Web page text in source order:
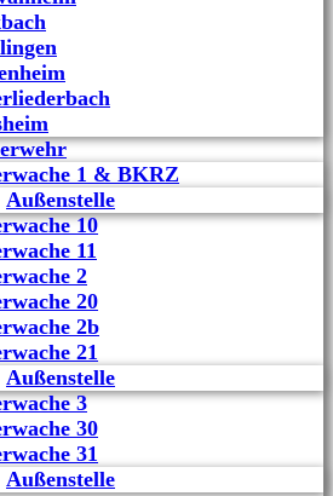
1 & BKRZ
Außenstelle
10
11
2
20
2b
21
Außenstelle
3
30
31
Außenstelle